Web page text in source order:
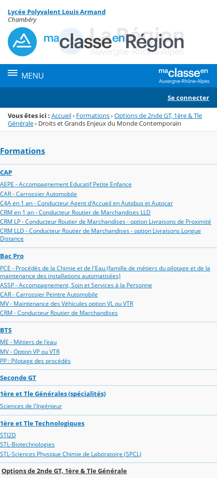
Menu de la rubrique
Contenu
Lycée Polyvalent Louis Armand
Chambéry
MENU
Se connecter
Vous êtes ici : Accueil› Formations›Options de 2nde GT, 1ère & Tle
Générale› Droits et Grands Enjeux du Monde Contemporain
Formations
CAP
AEPE - Accompagnement Educatif Petite Enfance
CAR - Carrossier Automobile
C4A en 1 an - Conducteur Agent d'Accueil en Autobus et Autocar
CRM en 1 an - Conducteur Routier de Marchandises LLD
CRM LP - Conducteur Routier de Marchandises - option Livraisons de Proximité
CRM LLD - Conducteur Routier de Marchandises - option Livraisons Longue
Distance
Bac Pro
PCE - Procédés de la Chimie et de l'Eau (famille de métiers du pilotage et de la
maintenance des installations automatisées)
ASSP - Accompagnement, Soin et Services à la Personne
CAR - Carrossier Peintre Automobile
MV - Maintenance des Véhicules option VL ou VTR
CRM - Conducteur Routier de Marchandises
BTS
ME - Métiers de l'eau
MV - Option VP ou VTR
PP : Pilotage des procédés
Seconde GT
1ère et Tle Générales (spécialités)
Sciences de l'Ingénieur
1ère et Tle Technologiques
STI2D
STL-Biotechnologies
STL-Sciences Physique Chimie de Laboratoire (SPCL)
Options de 2nde GT, 1ère & Tle Générale